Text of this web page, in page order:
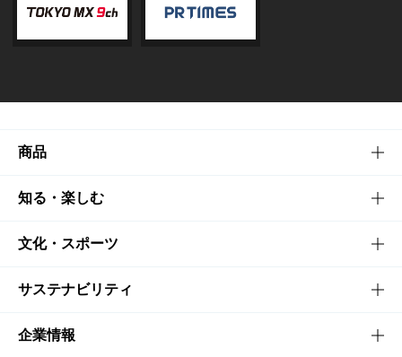
商品
商品TOP
商品一覧
商品発売情報
栄養成分一覧
知る・楽しむ
知る・楽しむTOP
キャンペーン
工場見学
文化・スポーツ
文化・スポーツTOP
サントリーホール
サステナビリティ
サステナビリティTOP
企業情報